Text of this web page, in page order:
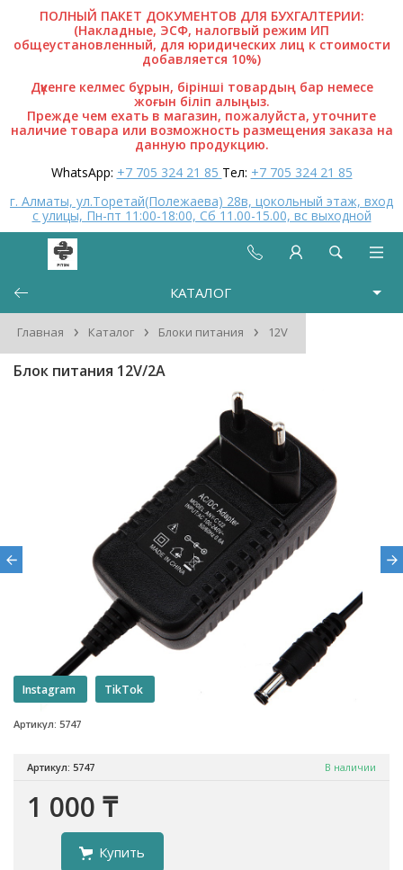
ПОЛНЫЙ ПАКЕТ ДОКУМЕНТОВ ДЛЯ БУХГАЛТЕРИИ:
(Накладные, ЭСФ, налогвый режим ИП
общеустановленный, для юридических лиц к стоимости
добавляется 10%)
Дүкенге келмес бұрын, бірінші товардың бар немесе
жоғын біліп алыңыз.
Прежде чем ехать в магазин, пожалуйста, уточните
наличие товара или возможность размещения заказа на
данную продукцию.
WhatsApp: +7 705 324 21 85 Тел: +7 705 324 21 85
г. Алматы, ул.Торетай(Полежаева) 28в, цокольный этаж, вход
с улицы, Пн-пт 11:00-18:00, Сб 11.00-15.00, вс выходной
КАТАЛОГ
Главная › Каталог › Блоки питания › 12V
Блок питания 12V/2A
Артикул: 5747
Instagram TikTok
Артикул: 5747 В наличии
1 000 ₸
Купить